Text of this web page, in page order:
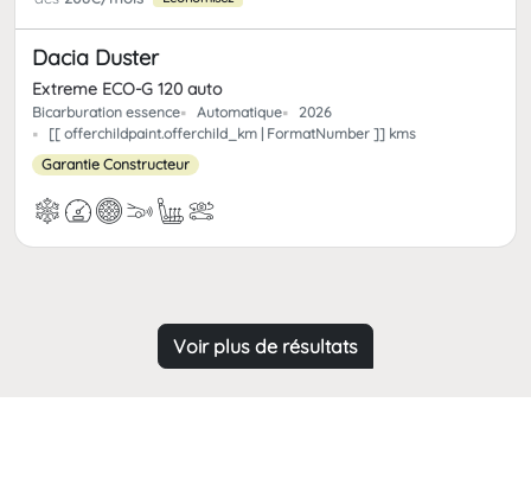
Dacia Duster
Extreme ECO-G 120 auto
Bicarburation essence Automatique
2026
[[ offerchildpaint.offerchild_km | FormatNumber ]] kms
Garantie Constructeur
Voir plus de résultats